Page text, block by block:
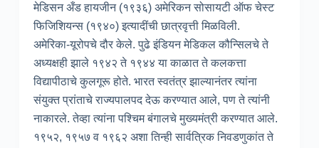
मेडिसन अँड हायजीन (१९३६) अमेरिकन सोसायटी ऑफ चेस्ट
फिजिशियन्स (१९४०) इत्यादींची छात्रवृत्ती मिळविली.
अमेरिका-यूरोपचे दौर केले. पुढे इंडियन मेडिकल कौन्सिलचे ते
अध्यक्षही झाले १९४२ ते १९४४ या काळात ते कलकत्ता
विद्यापीठाचे कुलगूरू होते. भारत स्वतंत्र झाल्यानंतर त्यांना
संयुक्त प्रांताचे राज्यपालपद देऊ करण्यात आले, पण ते त्यांनी
नाकारले. तेव्हा त्यांना पश्चिम बंगालचे मुख्यमंत्री करण्यात आले.
१९५२, १९५७ व १९६२ अशा तिन्ही सार्वत्रिक निवडणुकांत ते